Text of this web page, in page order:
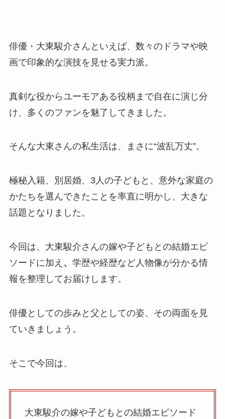
俳優・大東駿介さんといえば、数々のドラマや映
画で印象的な演技を見せる実力派。
真剣な役からユーモアある役柄まで自在に演じ分
け、多くのファンを魅了してきました。
そんな大東さんの私生活は、まさに“波乱万丈”。
極秘入籍、別居婚、3人の子どもと、意外な家庭の
かたちを選んできたことを率直に明かし、大きな
話題となりました。
今回は、大東駿介さんの嫁や子どもとの結婚エピ
ソードに加え 、 学歴や経歴など人物像が分かる情
報を整理してお届けします。
俳優としての歩みと父としての姿、その両面を見
ていきましょう。
そこで今回は、
大東駿介の嫁や子どもとの結婚エピソード